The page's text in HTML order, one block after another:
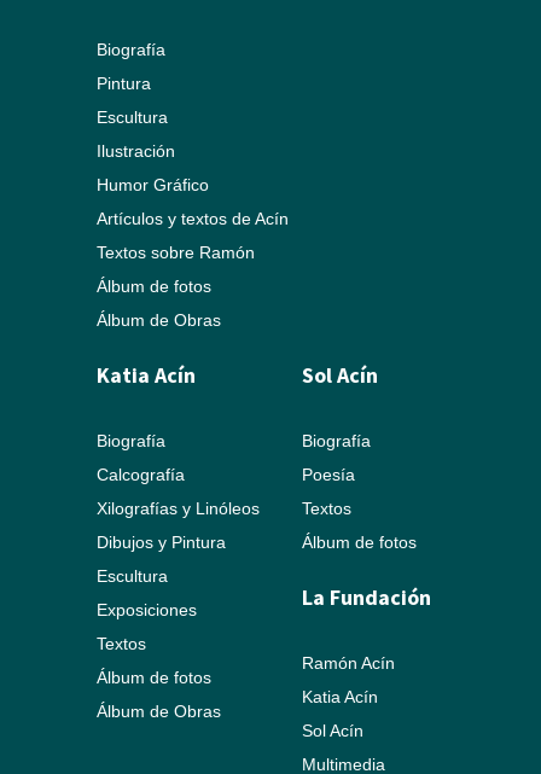
Biografía
Pintura
Escultura
Ilustración
Humor Gráfico
Artículos y textos de Acín
Textos sobre Ramón
Álbum de fotos
Álbum de Obras
Katia Acín
Biografía
Calcografía
Xilografías y Linóleos
Dibujos y Pintura
Escultura
Exposiciones
Textos
Álbum de fotos
Álbum de Obras
Sol Acín
Biografía
Poesía
Textos
Álbum de fotos
La Fundación
Ramón Acín
Katia Acín
Sol Acín
Multimedia